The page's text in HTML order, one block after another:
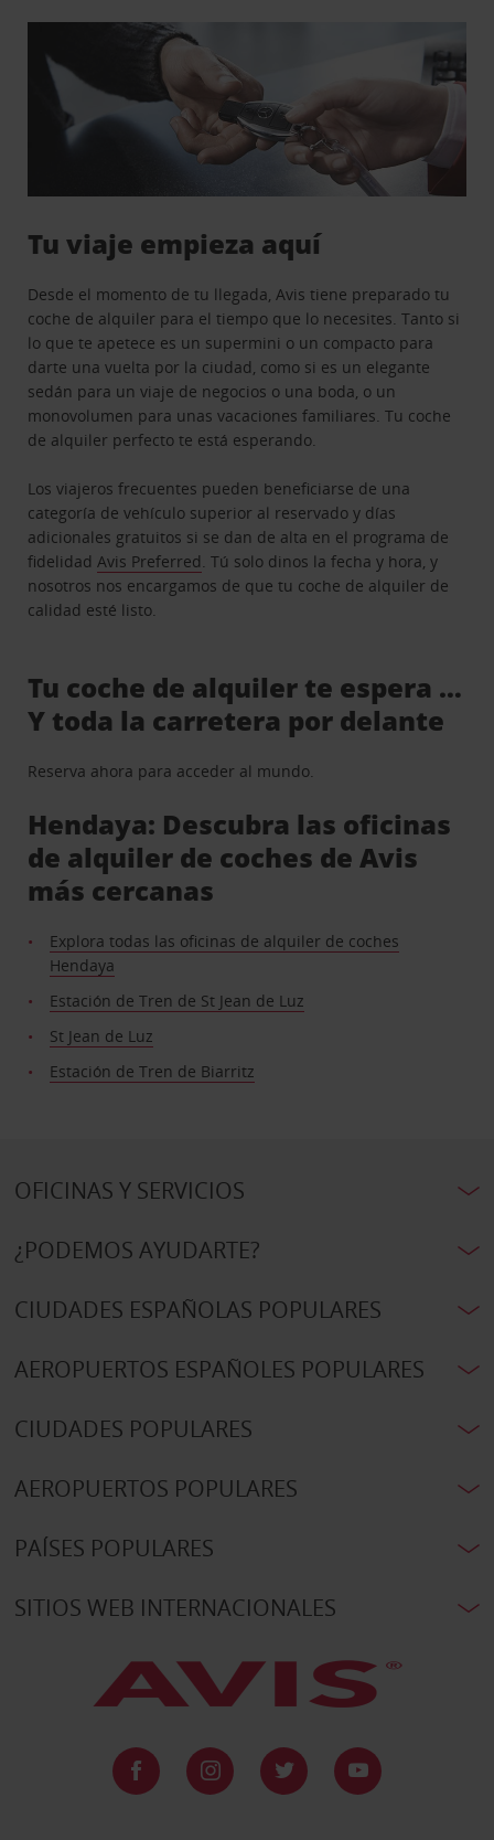
Tu viaje empieza aquí
Desde el momento de tu llegada, Avis tiene preparado tu
coche de alquiler para el tiempo que lo necesites. Tanto si
lo que te apetece es un supermini o un compacto para
darte una vuelta por la ciudad, como si es un elegante
sedán para un viaje de negocios o una boda, o un
monovolumen para unas vacaciones familiares. Tu coche
de alquiler perfecto te está esperando.
Los viajeros frecuentes pueden beneficiarse de una
categoría de vehículo superior al reservado y días
adicionales gratuitos si se dan de alta en el programa de
fidelidadAvis Preferred. Tú solo dinos la fecha y hora, y
nosotros nos encargamos de que tu coche de alquiler de
calidad esté listo.
Tu coche de alquiler te espera …
Y toda la carretera por delante
Reserva ahora para acceder al mundo.
Hendaya: Descubra las oficinas
de alquiler de coches de Avis
más cercanas
Explora todas las oficinas de alquiler de coches
Hendaya
Estación de Tren de St Jean de Luz
St Jean de Luz
Estación de Tren de Biarritz
OFICINAS Y SERVICIOS
¿PODEMOS AYUDARTE?
CIUDADES ESPAÑOLAS POPULARES
AEROPUERTOS ESPAÑOLES POPULARES
CIUDADES POPULARES
AEROPUERTOS POPULARES
PAÍSES POPULARES
SITIOS WEB INTERNACIONALES